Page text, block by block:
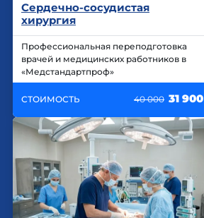
Сердечно-сосудистая
хирургия
Профессиональная переподготовка
врачей и медицинских работников в
«Медстандартпроф»
СТОИМОСТЬ 40 000 31 900